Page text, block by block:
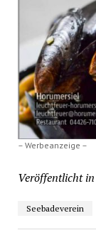
– Werbeanzeige –
Veröffentlicht in
Seebadeverein